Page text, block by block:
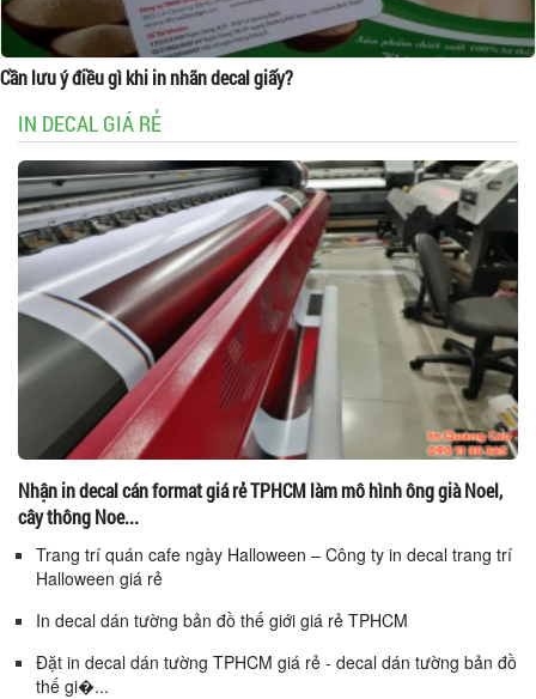
Cần lưu ý điều gì khi in nhãn decal giấy?
IN DECAL GIÁ RẺ
Nhận in decal cán format giá rẻ TPHCM làm mô hình ông già Noel,
cây thông Noe...
Trang trí quán cafe ngày Halloween – Công ty in decal trang trí
Halloween giá rẻ
In decal dán tường bản đồ thế giới giá rẻ TPHCM
Đặt in decal dán tường TPHCM giá rẻ - decal dán tường bản đồ
thế gi�...